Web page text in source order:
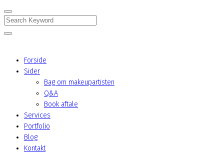
Search
Forside
Sider
Bag om makeupartisten
Q&A
Book aftale
Services
Portfolio
Blog
Kontakt